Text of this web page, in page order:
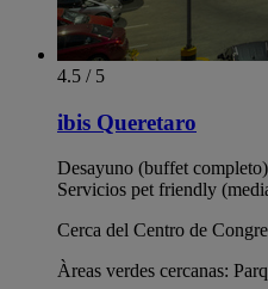
4.5 / 5
ibis Queretaro
Desayuno (buffet
Servicios pet friendly
Cerca del Centro de
Àreas verdes cercanas: